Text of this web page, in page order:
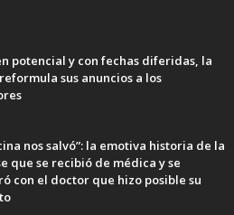
potencial y con fechas diferidas, la
sus anuncios a los
nos salvó”: la emotiva historia de la
que se recibió de médica y se
con el doctor que hizo posible su